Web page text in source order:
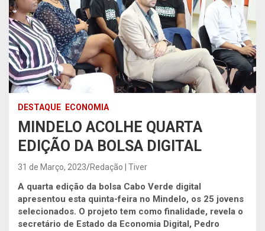
DESTAQUE ECONOMIA
MINDELO ACOLHE QUARTA
EDIÇÃO DA BOLSA DIGITAL
31 de Março, 2023 Redação | Tiver
A quarta edição da bolsa Cabo Verde digital
apresentou esta quinta-feira no Mindelo, os 25 jovens
selecionados. O projeto tem como finalidade, revela o
secretário de Estado da Economia Digital, Pedro